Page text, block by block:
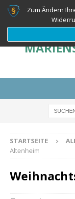
STARTSEITE
Altenheim
Zum Ändern